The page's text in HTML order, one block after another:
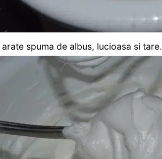
spuma de albus, lucioasa si tare.